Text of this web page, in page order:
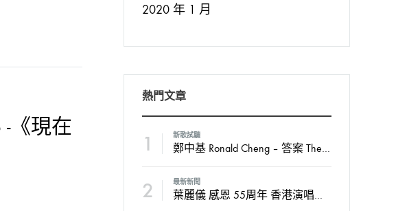
-《現在
2020 年 1 月
熱門文章
1 新歌試聽
鄭中基 Ronald Cheng – 答案 The Answer
2 最新新聞
葉麗儀 感恩 55周年 香港演唱會2024